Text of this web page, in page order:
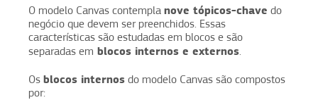
O modelo Canvas contempla nove tópicos-chave do
negócio que devem ser preenchidos. Essas
características são estudadas em blocos e são
separadas em blocos internos e externos.
Os blocos internos do modelo Canvas são compostos
por: